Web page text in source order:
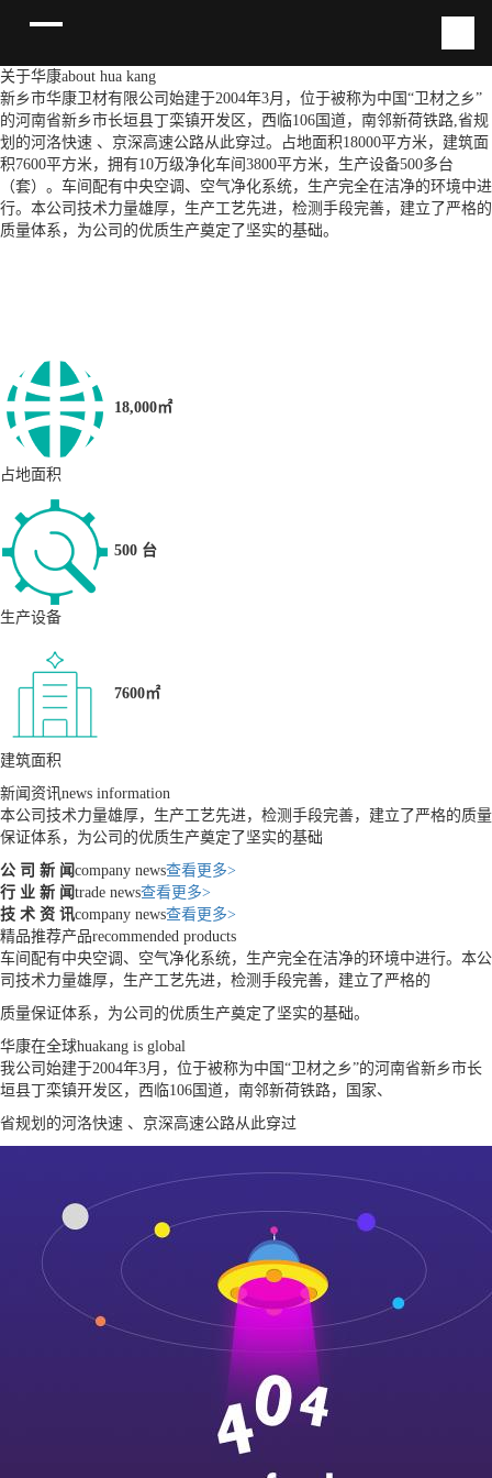
关于华康about hua kang
新乡市华康卫材有限公司始建于2004年3月，位于被称为中国“卫材之乡”
的河南省新乡市长垣县丁栾镇开发区，西临106国道，南邻新荷铁路,省规
划的河洛快速 、京深高速公路从此穿过。占地面积18000平方米，建筑面
积7600平方米，拥有10万级净化车间3800平方米，生产设备500多台
（套）。车间配有中央空调、空气净化系统，生产完全在洁净的环境中进
行。本公司技术力量雄厚，生产工艺先进，检测手段完善，建立了严格的
质量体系，为公司的优质生产奠定了坚实的基础。
18,000㎡
占地面积
500 台
生产设备
7600㎡
建筑面积
新闻资讯news information
本公司技术力量雄厚，生产工艺先进，检测手段完善，建立了严格的质量
保证体系，为公司的优质生产奠定了坚实的基础
公 司 新 闻company news查看更多>
行 业 新 闻trade news查看更多>
技 术 资 讯company news查看更多>
精品推荐产品recommended products
车间配有中央空调、空气净化系统，生产完全在洁净的环境中进行。本公
司技术力量雄厚，生产工艺先进，检测手段完善，建立了严格的
质量保证体系，为公司的优质生产奠定了坚实的基础。
华康在全球huakang is global
我公司始建于2004年3月，位于被称为中国“卫材之乡”的河南省新乡市长
垣县丁栾镇开发区，西临106国道，南邻新荷铁路，国家、
省规划的河洛快速 、京深高速公路从此穿过